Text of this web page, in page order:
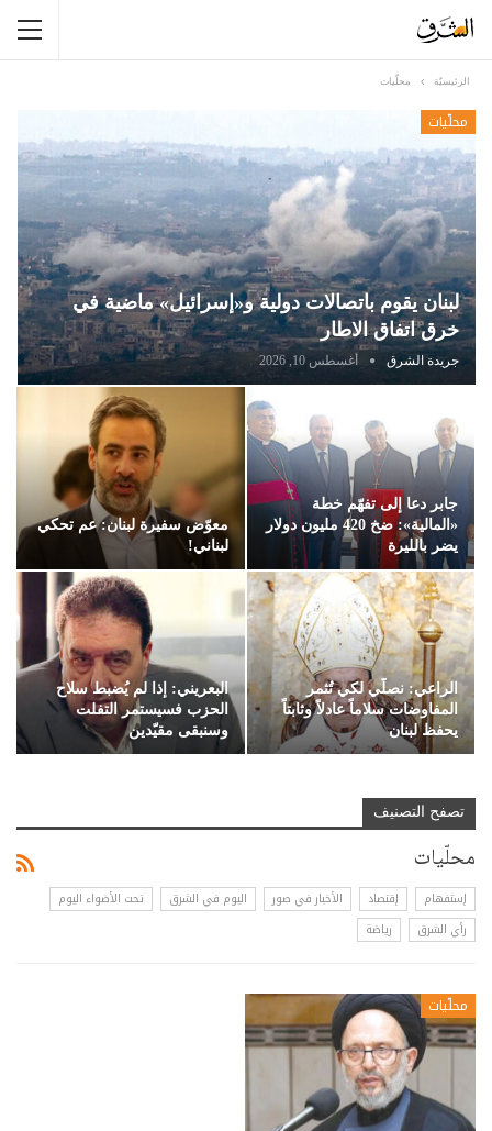
الرئيسيّة محلّيات
محلّيات
لبنان يقوم باتصالات دولية و«إسرائيل» ماضية في
خرق اتفاق الاطار
جريدة الشرق أغسطس 10, 2026
جابر دعا إلى تفهّم خطة
«المالية»: ضخ 420 مليون دولار
يضر بالليرة
معوّض سفيرة لبنان: عم تحكي
لبناني!
الراعي: نصلّي لكي تُثمر
المفاوضات سلاماً عادلاً وثابتاً
يحفظ لبنان
البعريني: إذا لم يُضبط سلاح
الحزب فسيستمر التفلت
وسنبقى مقيّدين
تصفح التصنيف
محلّيات
إستفهام إقتصاد الأخبار في صور اليوم في الشرق
تحت الأضواء اليوم
رأي الشرق
رياضة
محلّيات